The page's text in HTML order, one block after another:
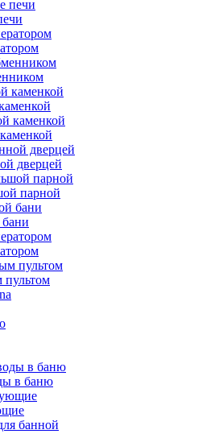
дверцей
парной
бани
в баню